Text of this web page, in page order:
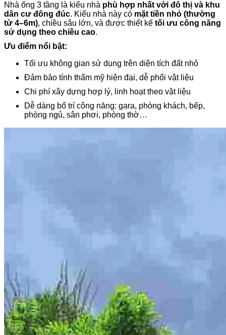
Nhà ống 3 tầng là kiểu nhà phù hợp nhất với đô thị và khu
dân cư đông đúc. Kiểu nhà này có mặt tiền nhỏ (thường
từ 4–6m), chiều sâu lớn, và được thiết kế tối ưu công năng
sử dụng theo chiều cao.
Ưu điểm nổi bật:
Tối ưu không gian sử dụng trên diện tích đất nhỏ
Đảm bảo tính thẩm mỹ hiện đại, dễ phối vật liệu
Chi phí xây dựng hợp lý, linh hoạt theo vật liệu
Dễ dàng bố trí công năng: gara, phòng khách, bếp,
phòng ngủ, sân phơi, phòng thờ…